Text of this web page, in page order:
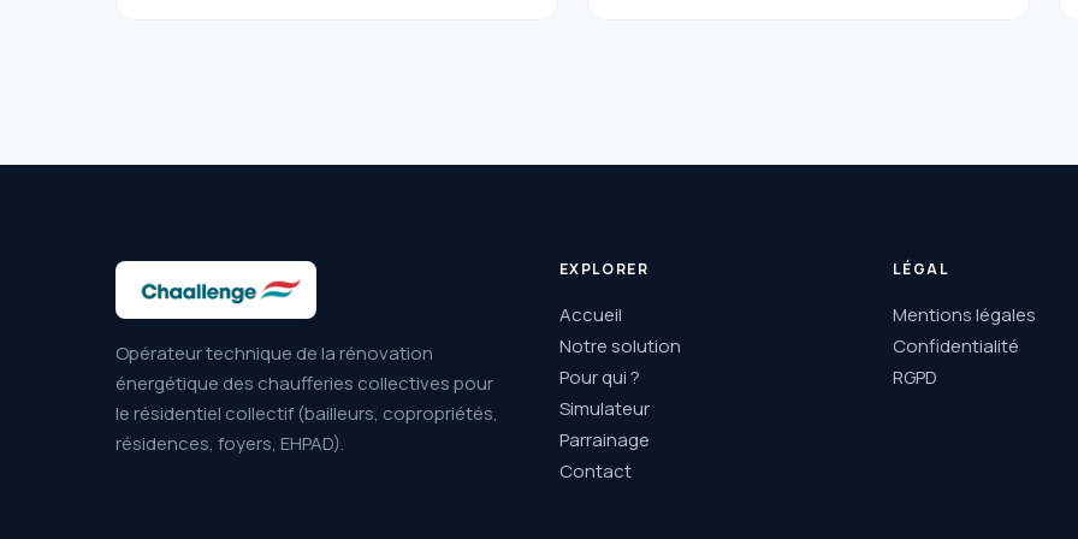
Opérateur technique de la rénovation
énergétique des chaufferies collectives pour
le résidentiel collectif (bailleurs, copropriétés,
résidences, foyers, EHPAD).
EXPLORER
Accueil
Notre solution
Pour qui ?
Simulateur
Parrainage
Contact
LÉGAL
Mentions légales
Confidentialité
RGPD